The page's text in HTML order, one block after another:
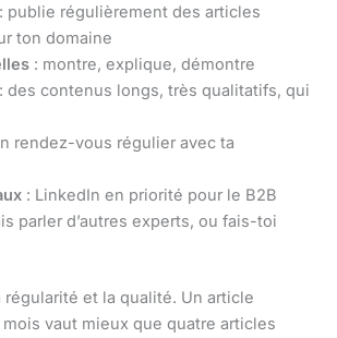
: publie régulièrement des articles
ton domaine
: montre, explique, démontre
: des contenus longs, très qualitatifs, qui
rendez-vous régulier avec ta
: LinkedIn en priorité pour le B2B
parler d’autres experts, ou fais-toi
régularité et la qualité. Un article
vaut mieux que quatre articles